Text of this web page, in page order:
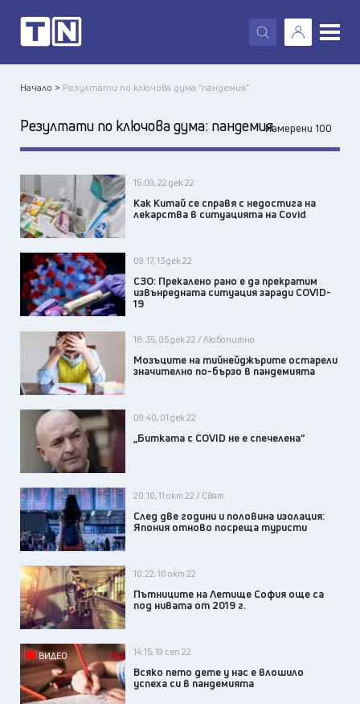
X
Начало > Резултати по ключова дума "пандемия"
Резултати по ключова дума: пандемияНамерени 100
15:09, 22 дек 22
Как Китай се справя с недостига на
лекарства в ситуацията на Covid
09:17, 13 дек 22
СЗО: Прекалено рано е да прекратим
извънредната ситуация заради COVID-
19
18:35, 05 дек 22 / Любопитно
Мозъците на тийнейджърите остарели
значително по-бързо в пандемията
09:40, 01 дек 22
„Битката с COVID не е спечелена“
20:10, 11 окт 22 / Свят
След две години и половина изолация:
Япония отново посреща туристи
10:22, 10 окт 22
Пътниците на Летище София още са
под нивата от 2019 г.
ВИДЕО 14:15, 19 сеп 22
Всяко пето дете у нас е влошило
успеха си в пандемията